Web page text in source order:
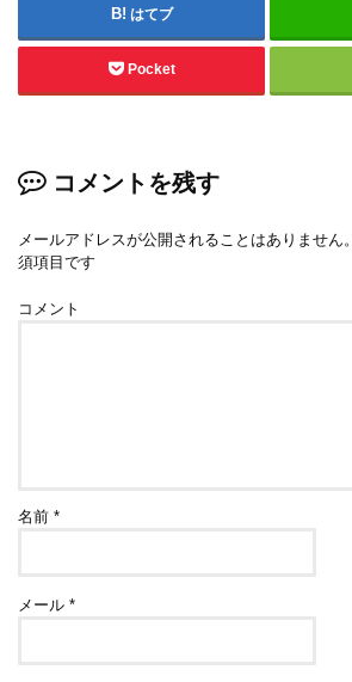
はてブ
Pocket
コメントを残す
メールアドレスが公開されることはありません。
須項目です
コメント
名前*
メール*